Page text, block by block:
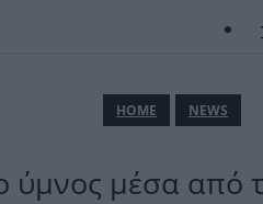
ΗΟΜΕ NEWS
μέσα από